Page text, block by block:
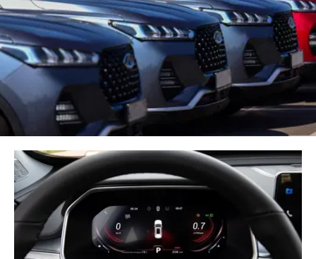
CHERY REMOTE
CHERY И СПОРТ
НАШИ МЕРОПРИЯТИЯ
ВИДЕООБЗОРЫ
CHERY ДЛЯ ДЕТЕЙ